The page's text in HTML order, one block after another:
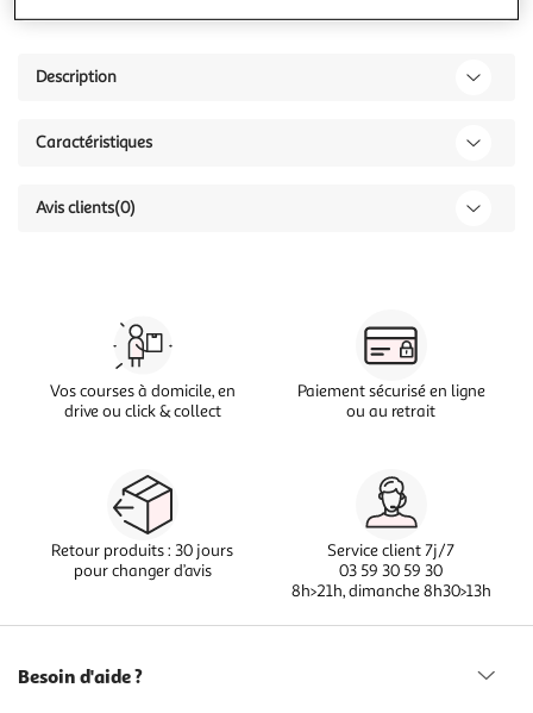
Description
Caractéristiques
Avis clients(0)
Vos courses à domicile, en
drive ou click & collect
Paiement sécurisé en ligne
ou au retrait
Retour produits : 30 jours
pour changer d’avis
Service client 7j/7
03 59 30 59 30
8h>21h, dimanche 8h30>13h
Besoin d'aide ?